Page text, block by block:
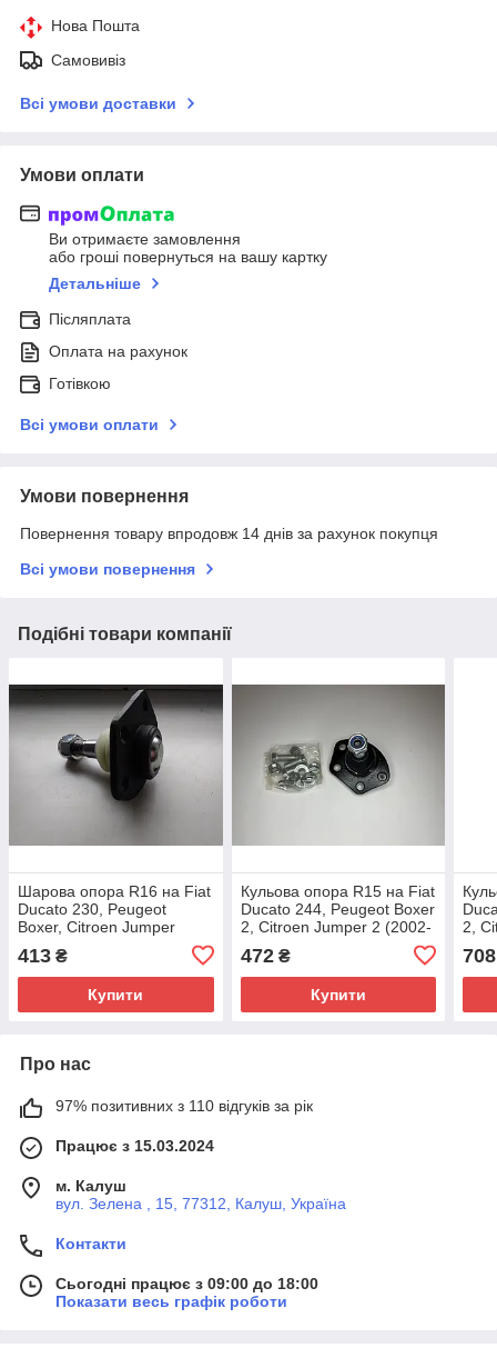
Нова Пошта
Самовивіз
Всі умови доставки
Умови оплати
Ви отримаєте замовлення
або гроші повернуться на вашу картку
Детальніше
Післяплата
Оплата на рахунок
Готівкою
Всі умови оплати
Умови повернення
Повернення товару впродовж 14 днів за рахунок покупця
Всі умови повернення
Подібні товари компанії
Шарова опора R16 на Fiat
Ducato 230, Peugeot
Boxer, Citroen Jumper
(1994-2002), 1300473080,
1331641080, 364033,
SHAFER, Австрія
413 ₴
Купити
Кульова опора R15 на Fiat
Ducato 244, Peugeot Boxer
2, Citroen Jumper 2 (2002-
364055, ABS, Голандія
472₴
Купити
2,
708
Про нас
97% позитивних з 110 відгуків за рік
Працює з 15.03.2024
м. Калуш
вул. Зелена , 15, 77312, Калуш, Україна
Контакти
Сьогодні працює з 09:00 до 18:00
Показати весь графік роботи